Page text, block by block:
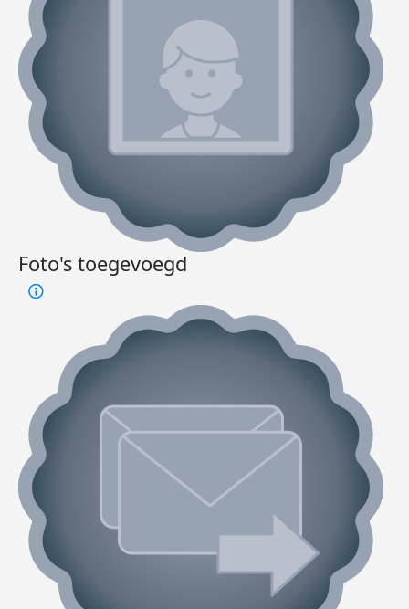
Foto's toegevoegd